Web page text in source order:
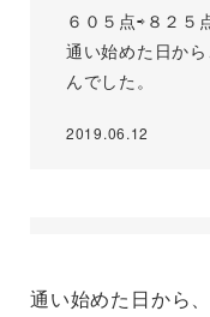
６０５点⇨８２５
通い始めた日か
んでした。
2019.06.12
通い始めた日から